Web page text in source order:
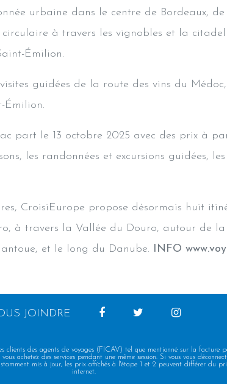
urbaine dans le centre de Bordeaux,
à travers les vignobles et la
Émilion.
guidées de la route des vins du
Émilion.
part le 13 octobre 2025 avec des prix à
les randonnées et excursions guidées,
CroisiEurope propose désormais huit
à travers la Vallée du Douro, autour de
et le long du Danube. INFO
JOINDRE
des agents de voyages (FICAV) tel que mentionné sur la facture
achetez des services pendant une même session. Si vous vous
mis à jour, les prix affichés à l'étape 1 et 2 peuvent différer
internet.